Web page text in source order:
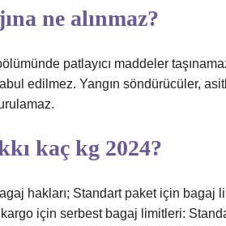
ne alınmaz?
patlayıcı maddeler
edilmez. Yangın söndürücüler,
kaç kg 2024?
hakları; Standart paket için bagaj
kargo için serbest bagaj limitleri: